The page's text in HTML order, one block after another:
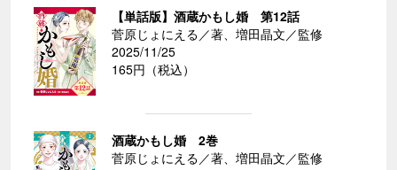
【単話版】酒蔵かもし婚 第12話
菅原じょにえる／著、増田晶文／監修
2025/11/25
165円（税込）
酒蔵かもし婚 2巻
菅原じょにえる／著、増田晶文／監修